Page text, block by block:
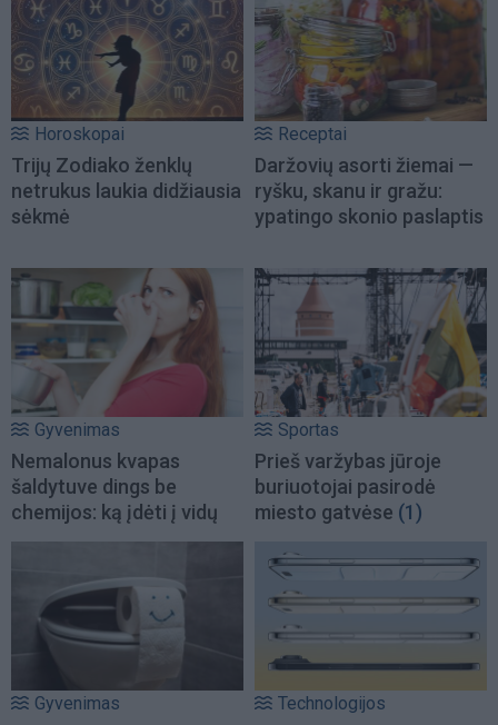
Horoskopai
Trijų Zodiako ženklų
netrukus laukia didžiausia
sėkmė
Receptai
Daržovių asorti žiemai —
ryšku, skanu ir gražu:
ypatingo skonio paslaptis
Gyvenimas
Nemalonus kvapas
šaldytuve dings be
chemijos: ką įdėti į vidų
Sportas
Prieš varžybas jūroje
buriuotojai pasirodė
miesto gatvėse (1)
Gyvenimas Technologijos